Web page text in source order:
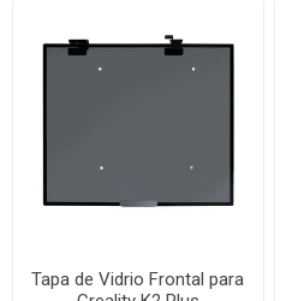
Tapa de Vidrio Frontal para